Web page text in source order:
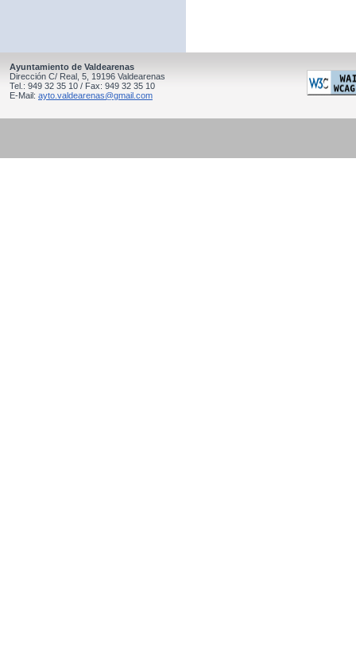
Ayuntamiento de Valdearenas
Dirección C/ Real, 5, 19196 Valdearenas
Tel.: 949 32 35 10 / Fax: 949 32 35 10
E-Mail: ayto.valdearenas@gmail.com